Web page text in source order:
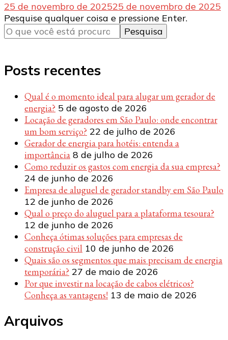
25 de novembro de 202525 de novembro de 2025
Procurando
algo?
Pesquise qualquer coisa e pressione Enter.
Posts recentes
Qual é o momento ideal para alugar um gerador de
energia? 5 de agosto de 2026
Locação de geradores em São Paulo: onde encontrar
um bom serviço? 22 de julho de 2026
Gerador de energia para hotéis: entenda a
importância 8 de julho de 2026
Como reduzir os gastos com energia da sua empresa?
24 de junho de 2026
Empresa de aluguel de gerador standby em São Paulo
12 de junho de 2026
Qual o preço do aluguel para a plataforma tesoura?
12 de junho de 2026
Conheça ótimas soluções para empresas de
construção civil 10 de junho de 2026
Quais são os segmentos que mais precisam de energia
temporária? 27 de maio de 2026
Por que investir na locação de cabos elétricos?
Conheça as vantagens! 13 de maio de 2026
Arquivos